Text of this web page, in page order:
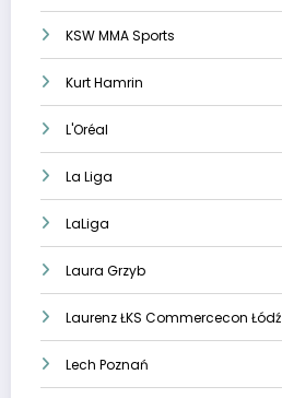
KSW MMA Sports
Kurt Hamrin
L'Oréal
La Liga
LaLiga
Laura Grzyb
Laurenz ŁKS Commercecon Łódź
Lech Poznań